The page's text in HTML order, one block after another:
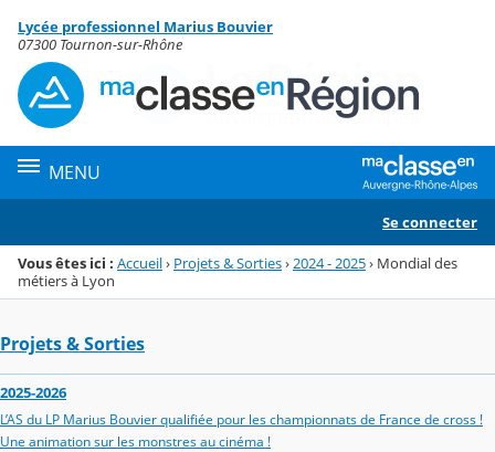
Menu de la rubrique
Contenu
Lycée professionnel Marius Bouvier
07300 Tournon-sur-Rhône
MENU
Se connecter
Vous êtes ici : Accueil› Projets & Sorties› 2024 - 2025› Mondial des
métiers à Lyon
Projets & Sorties
2025-2026
L’AS du LP Marius Bouvier qualifiée pour les championnats de France de cross !
Une animation sur les monstres au cinéma !